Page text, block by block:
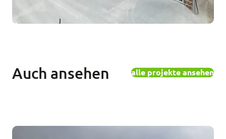
Auch ansehen alle projekte ansehen